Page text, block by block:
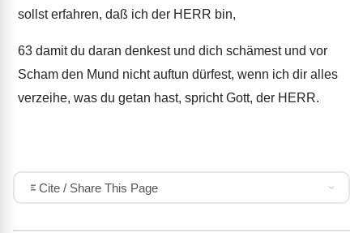
sollst erfahren, daß ich der HERR bin,
63 damit du daran denkest und dich schämest und vor
Scham den Mund nicht auftun dürfest, wenn ich dir alles
verzeihe, was du getan hast, spricht Gott, der HERR.
Cite / Share This Page